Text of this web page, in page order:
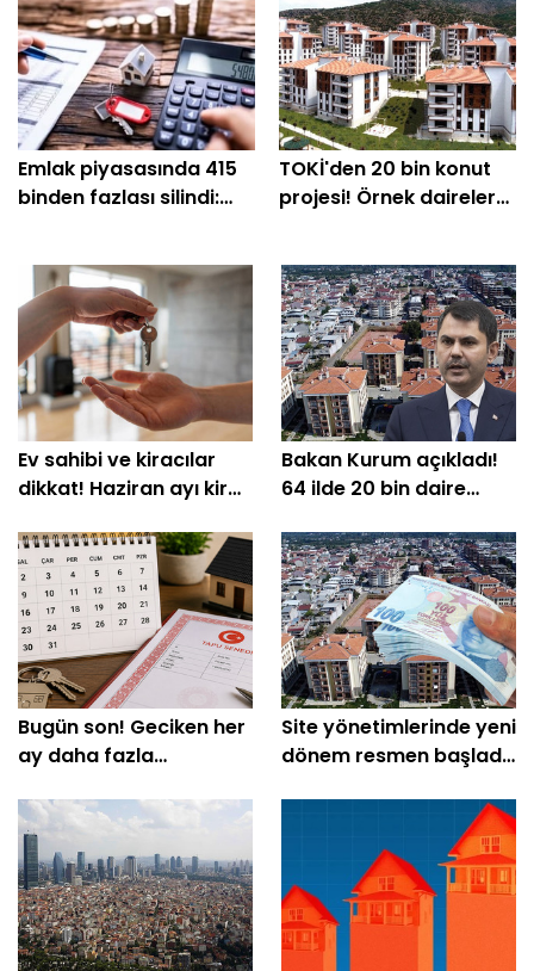
Emlak piyasasında 415
binden fazlası silindi:
TOKİ'den 20 bin konut
projesi! Örnek daireler
Ev sahibi ve kiracılar
dikkat! Haziran ayı kira
Bakan Kurum açıkladı!
64 ilde 20 bin daire
Bugün son! Geciken her
ay daha fazla
Site yönetimlerinde yeni
dönem resmen başladı!